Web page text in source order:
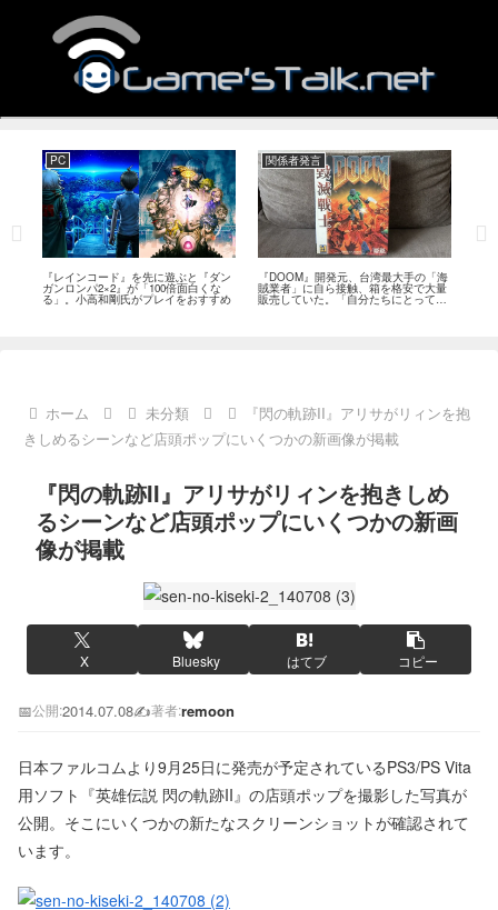
PC
『レインコード』を先に遊ぶと『ダン
ガンロンパ2×2』が「100倍面白くな
る」。小高和剛氏がプレイをおすすめ
関係者発言
『DOOM』開発元、台湾最大手の「海
賊業者」に自ら接触、箱を格安で大量
販売していた。「自分たちにとっては
流通だった」
ホーム 未分類
『閃の軌跡II』アリサがリィンを抱
きしめるシーンなど店頭ポップにいくつかの新画像が掲載
『閃の軌跡II』アリサがリィンを抱きしめ
るシーンなど店頭ポップにいくつかの新画
像が掲載
X Bluesky はてブ コピー
📅公開:2014.07.08✍️著者:remoon
日本ファルコムより9月25日に発売が予定されているPS3/PS Vita
用ソフト『英雄伝説 閃の軌跡II』の店頭ポップを撮影した写真が
公開。そこにいくつかの新たなスクリーンショットが確認されて
います。